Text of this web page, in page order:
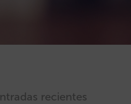
recientes